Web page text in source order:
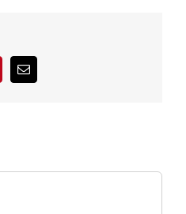
PinterestCorreo
electrónico